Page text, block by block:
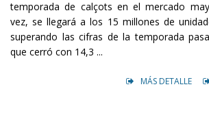
temporada de calçots en el mercado
vez, se llegará a los 15 millones de
superando las cifras de la temporada
que cerró con 14,3 ...
MÁS DETALLE